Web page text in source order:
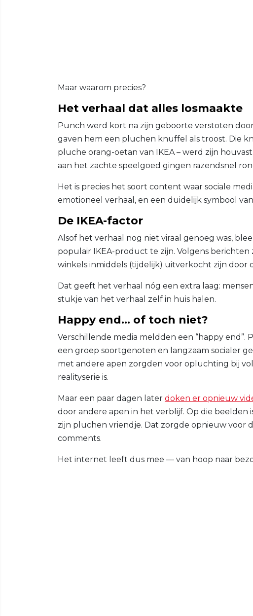
Maar waarom precies?
Het verhaal dat alles losmaakte
Punch werd kort na zijn geboorte verstoten
gaven hem een pluchen knuffel als troost. Die
pluche orang-oetan van IKEA – werd zijn
aan het zachte speelgoed gingen razendsnel
Het is precies het soort content waar sociale
emotioneel verhaal, en een duidelijk symbool
De IKEA-factor
Alsof het verhaal nog niet viraal genoeg was,
populair IKEA-product te zijn. Volgens berichten
winkels inmiddels (tijdelijk) uitverkocht zijn door
Dat geeft het verhaal nóg een extra laag:
stukje van het verhaal zelf in huis halen.
Happy end… of toch niet?
Verschillende media meldden een “happy
een groep soortgenoten en langzaam socialer
met andere apen zorgden voor opluchting bij
realityserie is.
Maar een paar dagen later doken er opnieuw
door andere apen in het verblijf. Op die beelden
zijn pluchen vriendje. Dat zorgde opnieuw voor
comments.
Het internet leeft dus mee — van hoop naar